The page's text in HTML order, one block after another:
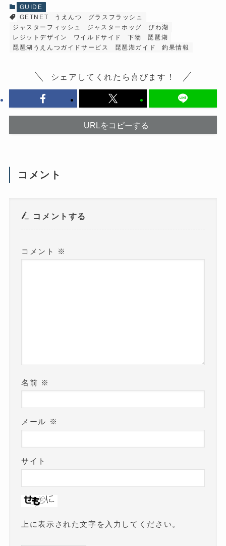
有
す
る
に
は
ク
リ
ッ
さ
新
し
ィ
き
(
新
し
い
ウ
ィ
ン
ド
ま
す
)
GUIDE
GETNET
うえんつ
グラスフラッシュ
ジャスターフィッシュ
ジャスターホッグ
びわ湖
レジットデザイン
ワイルドサイド 下物
琵琶湖
琵琶湖うえんつガイドサービス
琵琶湖ガイド 釣果情報
シェアしてくれたら喜びます！
URLをコピーする
コメント
コメントする
コメント ※
名前 ※
メール ※
サイト
上に表示された文字を入力してください。